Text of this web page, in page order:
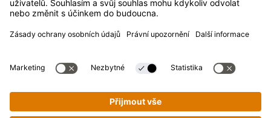
Kikkoman je registrovaná ochranná známka společnosti
Kikkoman Corporation, Japonsko.
Theodorstraße 180, 40472 Düsseldorf, Německo
Obchodní rejstřík č.: HRB 35856 (u Zemského soudu v
Nastavení ochrany soukromí
Právní informace
Ochrana osobních údajů